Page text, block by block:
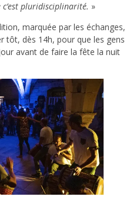
pluridisciplinarité. »
marquée par les échanges,
tôt, dès 14h, pour que les gens
avant de faire la fête la nuit